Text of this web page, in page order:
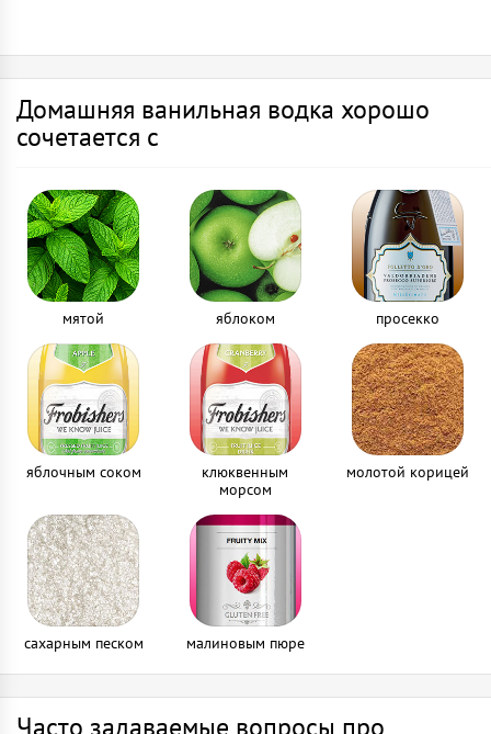
Домашняя ванильная водка хорошо
сочетается с
мятой яблоком просекко
яблочным соком
клюквенным
морсом
молотой корицей
сахарным песком малиновым пюре
Часто задаваемые вопросы про